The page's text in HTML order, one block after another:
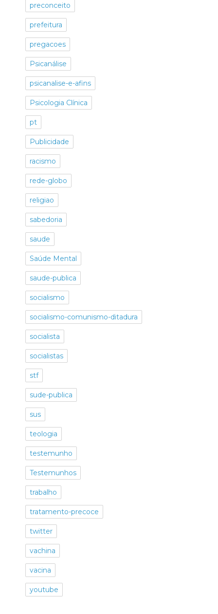
preconceito
prefeitura
pregacoes
Psicanálise
psicanalise-e-afins
Psicologia Clínica
pt
Publicidade
racismo
rede-globo
religiao
sabedoria
saude
Saúde Mental
saude-publica
socialismo
socialismo-comunismo-ditadura
socialista
socialistas
stf
sude-publica
sus
teologia
testemunho
Testemunhos
trabalho
tratamento-precoce
twitter
vachina
vacina
youtube